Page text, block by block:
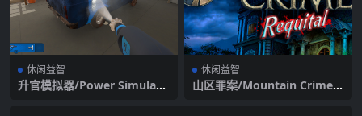
休闲益智
升官模拟器/Power Simulato
休闲益智
山区罪案/Mountain Crime R